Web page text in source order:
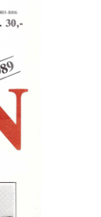
I NEADALEN
- RAPPORTER